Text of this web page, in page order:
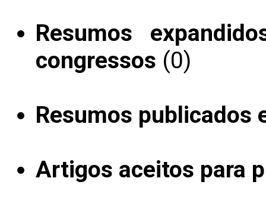
Resumos
congressos (0)
Resumos publicados
Artigos aceitos para